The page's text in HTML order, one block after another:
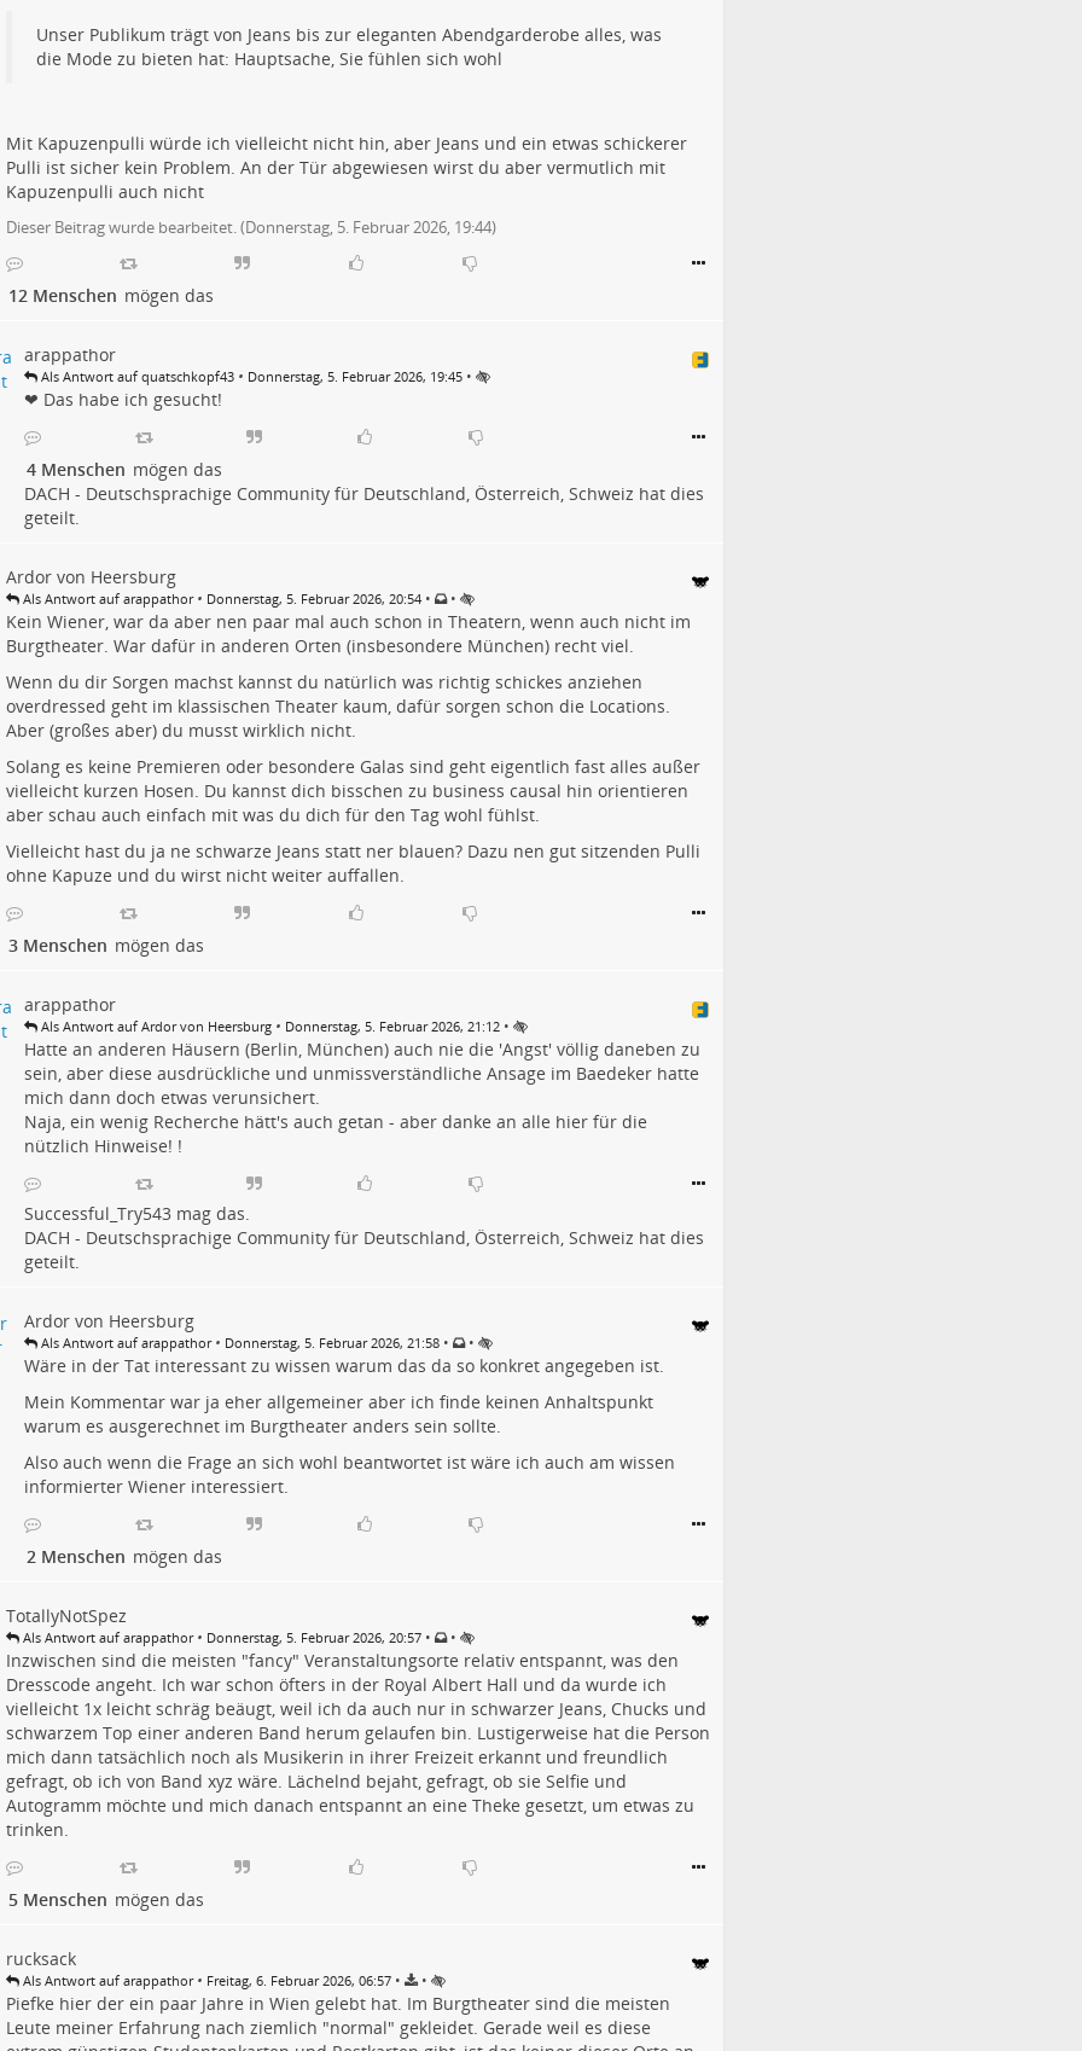
Unser Publikum trägt von Jeans bis zur eleganten Abendgarderobe alles, was
die Mode zu bieten hat: Hauptsache, Sie fühlen sich wohl
Mit Kapuzenpulli würde ich vielleicht nicht hin, aber Jeans und ein etwas schickerer
Pulli ist sicher kein Problem. An der Tür abgewiesen wirst du aber vermutlich mit
Kapuzenpulli auch nicht
Dieser Beitrag wurde bearbeitet. (Donnerstag, 5. Februar 2026, 19:44)
12 Menschen mögen das
arappathor
Als Antwort auf quatschkopf43 • Donnerstag, 5. Februar 2026, 19:45 •
❤ Das habe ich gesucht!
4 Menschen mögen das
DACH - Deutschsprachige Community für Deutschland, Österreich, Schweiz hat dies
geteilt.
Ardor von Heersburg
Als Antwort auf arappathor • Donnerstag, 5. Februar 2026, 20:54 • •
Kein Wiener, war da aber nen paar mal auch schon in Theatern, wenn auch nicht im
Burgtheater. War dafür in anderen Orten (insbesondere München) recht viel.
Wenn du dir Sorgen machst kannst du natürlich was richtig schickes anziehen
overdressed geht im klassischen Theater kaum, dafür sorgen schon die Locations.
Aber (großes aber) du musst wirklich nicht.
Solang es keine Premieren oder besondere Galas sind geht eigentlich fast alles außer
vielleicht kurzen Hosen. Du kannst dich bisschen zu business causal hin orientieren
aber schau auch einfach mit was du dich für den Tag wohl fühlst.
Vielleicht hast du ja ne schwarze Jeans statt ner blauen? Dazu nen gut sitzenden Pulli
ohne Kapuze und du wirst nicht weiter auffallen.
3 Menschen mögen das
arappathor
Als Antwort auf Ardor von Heersburg • Donnerstag, 5. Februar 2026, 21:12 •
Hatte an anderen Häusern (Berlin, München) auch nie die 'Angst' völlig daneben zu
sein, aber diese ausdrückliche und unmissverständliche Ansage im Baedeker hatte
mich dann doch etwas verunsichert.
Naja, ein wenig Recherche hätt's auch getan - aber danke an alle hier für die
nützlich Hinweise! !
Successful_Try543 mag das.
DACH - Deutschsprachige Community für Deutschland, Österreich, Schweiz hat dies
geteilt.
Ardor von Heersburg
Als Antwort auf arappathor • Donnerstag, 5. Februar 2026, 21:58 • •
Wäre in der Tat interessant zu wissen warum das da so konkret angegeben ist.
Mein Kommentar war ja eher allgemeiner aber ich finde keinen Anhaltspunkt
warum es ausgerechnet im Burgtheater anders sein sollte.
Also auch wenn die Frage an sich wohl beantwortet ist wäre ich auch am wissen
informierter Wiener interessiert.
2 Menschen mögen das
TotallyNotSpez
Als Antwort auf arappathor • Donnerstag, 5. Februar 2026, 20:57 • •
Inzwischen sind die meisten "fancy" Veranstaltungsorte relativ entspannt, was den
Dresscode angeht. Ich war schon öfters in der Royal Albert Hall und da wurde ich
vielleicht 1x leicht schräg beäugt, weil ich da auch nur in schwarzer Jeans, Chucks und
schwarzem Top einer anderen Band herum gelaufen bin. Lustigerweise hat die Person
mich dann tatsächlich noch als Musikerin in ihrer Freizeit erkannt und freundlich
gefragt, ob ich von Band xyz wäre. Lächelnd bejaht, gefragt, ob sie Selfie und
Autogramm möchte und mich danach entspannt an eine Theke gesetzt, um etwas zu
trinken.
5 Menschen mögen das
rucksack
Als Antwort auf arappathor • Freitag, 6. Februar 2026, 06:57 • •
Piefke hier der ein paar Jahre in Wien gelebt hat. Im Burgtheater sind die meisten
Leute meiner Erfahrung nach ziemlich "normal" gekleidet. Gerade weil es diese